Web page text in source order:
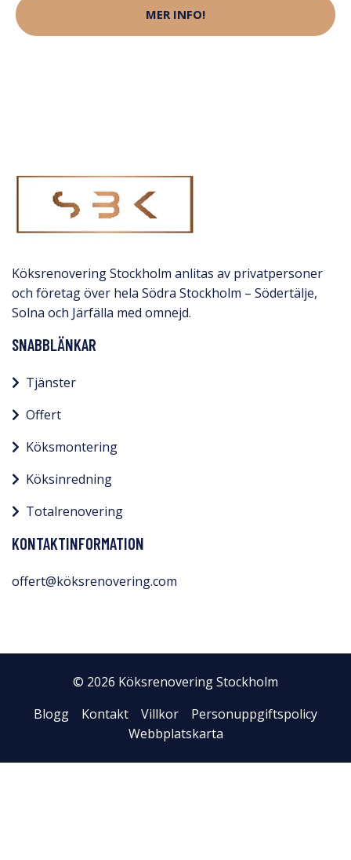
MER INFO!
Köksrenovering Stockholm anlitas av privatpersoner
och företag över hela Södra Stockholm – Södertälje,
Solna och Järfälla med omnejd.​
SNABBLÄNKAR
Tjänster
Offert
Köksmontering
Köksinredning
Totalrenovering
KONTAKTINFORMATION
offert@köksrenovering.com
© 2026 Köksrenovering Stockholm
Blogg
Kontakt Villkor
Personuppgiftspolicy
Webbplatskarta